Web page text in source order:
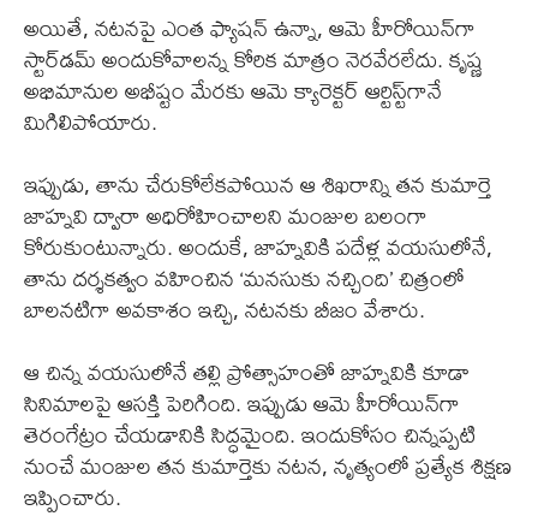
అయితే, నటనపై ఎంత ఫ్యాషన్ ఉన్నా, ఆమె హీరోయిన్‌గా
స్టార్‌డమ్ అందుకోవాలన్న కోరిక మాత్రం నెరవేరలేదు. కృష్ణ
అభిమానుల అభీష్టం మేరకు ఆమె క్యారెక్టర్ ఆర్టిస్ట్‌గానే
మిగిలిపోయారు.
ఇప్పుడు, తాను చేరుకోలేకపోయిన ఆ శిఖరాన్ని తన కుమార్తె
జాహ్నవి ద్వారా అధిరోహించాలని మంజుల బలంగా
కోరుకుంటున్నారు. అందుకే, జాహ్నవికి పదేళ్ల వయసులోనే,
తాను దర్శకత్వం వహించిన ‘మనసుకు నచ్చింది’ చిత్రంలో
బాలనటిగా అవకాశం ఇచ్చి, నటనకు బీజం వేశారు.
ఆ చిన్న వయసులోనే తల్లి ప్రోత్సాహంతో జాహ్నవికి కూడా
సినిమాలపై ఆసక్తి పెరిగింది. ఇప్పుడు ఆమె హీరోయిన్‌గా
తెరంగేట్రం చేయడానికి సిద్ధమైంది. ఇందుకోసం చిన్నప్పటి
నుంచే మంజుల తన కుమార్తెకు నటన, నృత్యంలో ప్రత్యేక శిక్షణ
ఇప్పించారు.